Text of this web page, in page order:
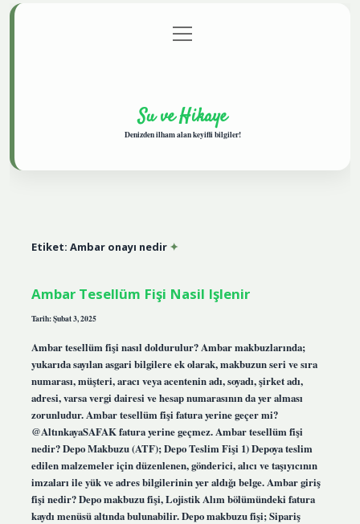
Gizlilik Politikası
menüyü
aç
Su ve Hikaye
Denizden ilham alan keyifli bilgiler!
Etiket: Ambar onayı nedir
Ambar Tesellüm Fişi Nasil Işlenir
Tarih: Şubat 3, 2025
Ambar tesellüm fişi nasıl doldurulur? Ambar makbuzlarında;
yukarıda sayılan asgari bilgilere ek olarak, makbuzun seri ve sıra
numarası, müşteri, aracı veya acentenin adı, soyadı, şirket adı,
adresi, varsa vergi dairesi ve hesap numarasının da yer alması
zorunludur. Ambar tesellüm fişi fatura yerine geçer mi?
@AltınkayaSAFAK fatura yerine geçmez. Ambar tesellüm fişi
nedir? Depo Makbuzu (ATF); Depo Teslim Fişi 1) Depoya teslim
edilen malzemeler için düzenlenen, gönderici, alıcı ve taşıyıcının
imzaları ile yük ve adres bilgilerinin yer aldığı belge. Ambar giriş
fişi nedir? Depo makbuzu fişi, Lojistik Alım bölümündeki fatura
kaydı menüsü altında bulunabilir. Depo makbuzu fişi; Sipariş